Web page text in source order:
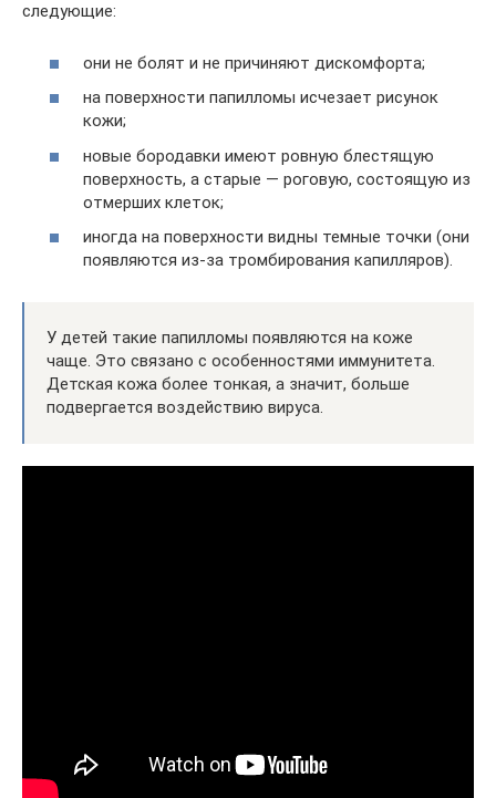
следующие:
они не болят и не причиняют дискомфорта;
на поверхности папилломы исчезает рисунок
кожи;
новые бородавки имеют ровную блестящую
поверхность, а старые — роговую, состоящую из
отмерших клеток;
иногда на поверхности видны темные точки (они
появляются из-за тромбирования капилляров).
У детей такие папилломы появляются на коже
чаще. Это связано с особенностями иммунитета.
Детская кожа более тонкая, а значит, больше
подвергается воздействию вируса.